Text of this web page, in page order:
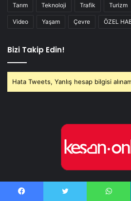
Tarım Teknoloji Trafik Turizm
Video Yaşam Çevre ÖZEL
Bizi Takip Edin!
Hata Tweets, Yanlış hesap bilgisi
Keşan Online - Son